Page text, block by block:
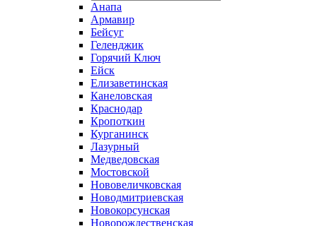
Анапа
Армавир
Бейсуг
Геленджик
Горячий Ключ
Ейск
Елизаветинская
Канеловская
Краснодар
Кропоткин
Курганинск
Лазурный
Медведовская
Мостовской
Нововеличковская
Новодмитриевская
Новокорсунская
Новорождественская